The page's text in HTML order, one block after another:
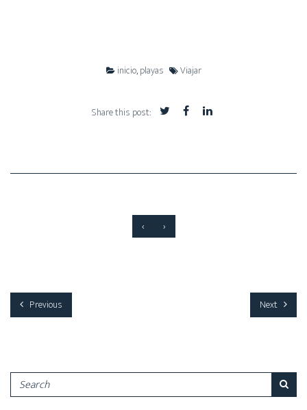
inicio,playas Viajar
Share this post:
‹ ›
Previous Next